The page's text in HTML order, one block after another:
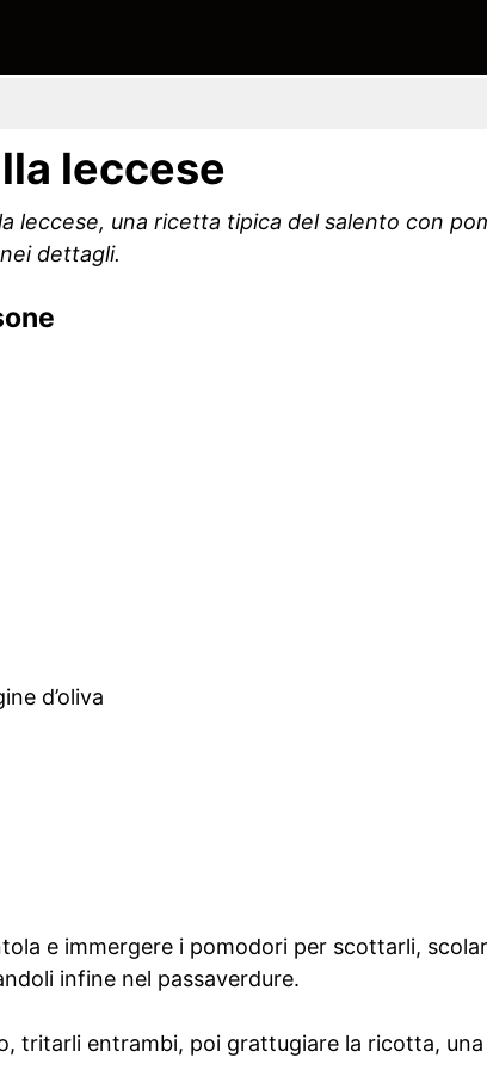
leccese
leccese, una ricetta tipica del salento con
dettagli.
d’oliva
e immergere i pomodori per scottarli,
infine nel passaverdure.
tritarli entrambi, poi grattugiare la ricotta,